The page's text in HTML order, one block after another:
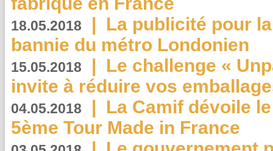
18.05.2018 | La publicité pour
bannie du métro Londonien
15.05.2018 | Le challenge «
invite à réduire vos
04.05.2018 | La Camif dévoile
5ème Tour Made in France